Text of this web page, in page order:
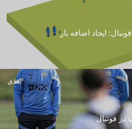
ایجاد اضافه بار
بعدی
در فوتبال